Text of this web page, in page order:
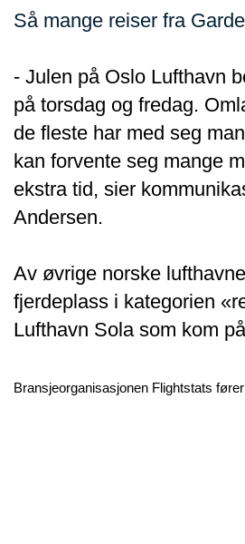
Så mange reiser fra
- Julen på Oslo Lufthavn
på torsdag og fredag.
de fleste har med seg
kan forvente seg mange
ekstra tid, sier
Andersen.
Av øvrige norske
fjerdeplass i kategorien
Lufthavn Sola som kom
Bransjeorganisasjonen Flightstats